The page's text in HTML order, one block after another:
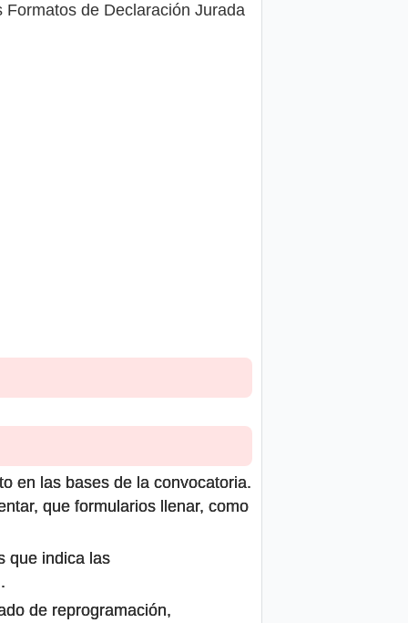
de Declaración Jurada
en las bases de la convocatoria.
que formularios llenar, como
que indica las
de reprogramación,